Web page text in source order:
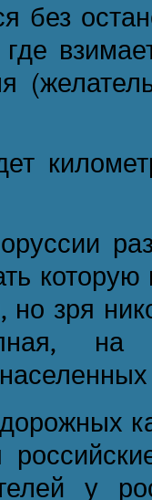
без
которую
но зря
на
у